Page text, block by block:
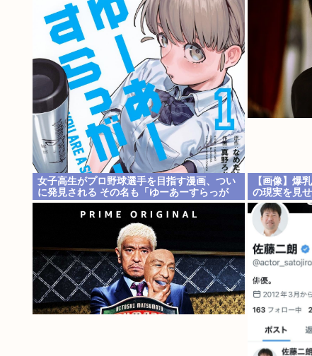
女子高生がプロ野球選手を目指す漫画、つい
に発見される その名も「ゆーあーすらっが
ー」
【画像】爆
の現実を見